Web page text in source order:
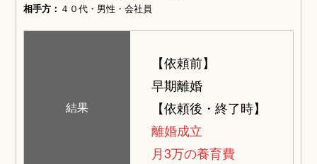
相手方： ４０代・男性・会社員
結果
【依頼前】
早期離婚
【依頼後・終了時】
離婚成立
月3万の養育費